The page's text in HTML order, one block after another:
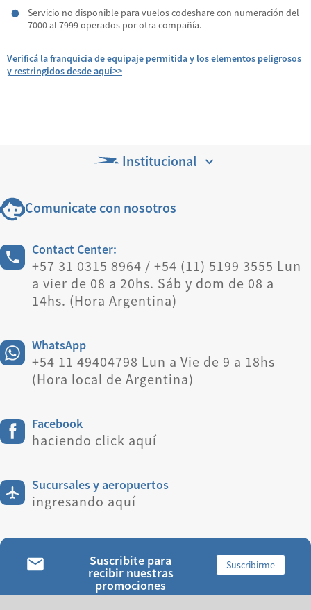
Servicio no disponible para vuelos codeshare con numeración del
7000 al 7999 operados por otra compañía.
Verificá la franquicia de equipaje permitida y los elementos peligrosos
y restringidos desde aquí>>
Institucional
Comunicate con nosotros
Contact Center:
+57 31 0315 8964 / +54 (11) 5199 3555 Lun
a vier de 08 a 20hs. Sáb y dom de 08 a
14hs. (Hora Argentina)
WhatsApp
+54 11 49404798 Lun a Vie de 9 a 18hs
(Hora local de Argentina)
Facebook
haciendo click aquí
Sucursales y aeropuertos
ingresando aquí
Suscribite para
recibir nuestras
promociones
Suscribirme